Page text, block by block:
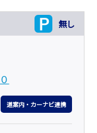
無し
道案内・カーナビ連携